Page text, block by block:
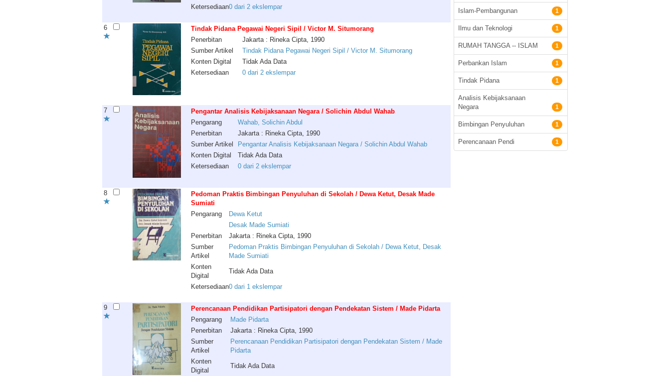
Ketersediaan0 dari 2 ekslempar
6
Tindak Pidana Pegawai Negeri Sipil / Victor M. Situmorang
Penerbitan
Jakarta : Rineka Cipta, 1990
Sumber Artikel
Tindak Pidana Pegawai Negeri Sipil / Victor M. Situmorang
Konten Digital
Tidak Ada Data
Ketersediaan
0 dari 2 ekslempar
7
Pengantar Analisis Kebijaksanaan Negara / Solichin Abdul Wahab
Pengarang
Wahab, Solichin Abdul
Penerbitan
Jakarta : Rineka Cipta, 1990
Sumber Artikel
Pengantar Analisis Kebijaksanaan Negara / Solichin Abdul Wahab
Konten Digital
Tidak Ada Data
Ketersediaan
0 dari 2 ekslempar
8
Pedoman Praktis Bimbingan Penyuluhan di Sekolah / Dewa Ketut, Desak Made
Sumiati
Pengarang
Dewa Ketut
Desak Made Sumiati
Penerbitan
Jakarta : Rineka Cipta, 1990
Sumber
Artikel
Pedoman Praktis Bimbingan Penyuluhan di Sekolah / Dewa Ketut, Desak
Made Sumiati
Konten
Digital
Tidak Ada Data
Ketersediaan0 dari 1 ekslempar
9
Perencanaan Pendidikan Partisipatori dengan Pendekatan Sistem / Made Pidarta
Pengarang
Made Pidarta
Penerbitan
Jakarta : Rineka Cipta, 1990
Sumber
Artikel
Perencanaan Pendidikan Partisipatori dengan Pendekatan Sistem / Made
Pidarta
Konten
Digital
Tidak Ada Data
Islam-Pembangunan 1
Ilmu dan Teknologi 1
RUMAH TANGGA -- ISLAM 1
Perbankan Islam 1
Tindak Pidana 1
Analisis Kebijaksanaan
Negara
1
Bimbingan Penyuluhan 1
Perencanaan Pendi 1